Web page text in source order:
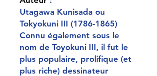
Utagawa Kunisada ou
Tokyokuni III (1786-1865)
Connu également sous le
nom de Toyokuni III, il fut le
plus populaire, prolifique (et
plus riche) dessinateur